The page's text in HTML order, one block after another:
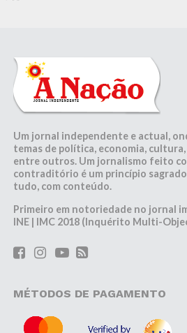
Um jornal independente e actual,
temas de política, economia,
entre outros. Um jornalismo feito
contraditório é um princípio
tudo, com conteúdo.
Primeiro em notoriedade no jornal
INE | IMC 2018 (Inquérito Multi-
MÉTODOS DE PAGAMENTO